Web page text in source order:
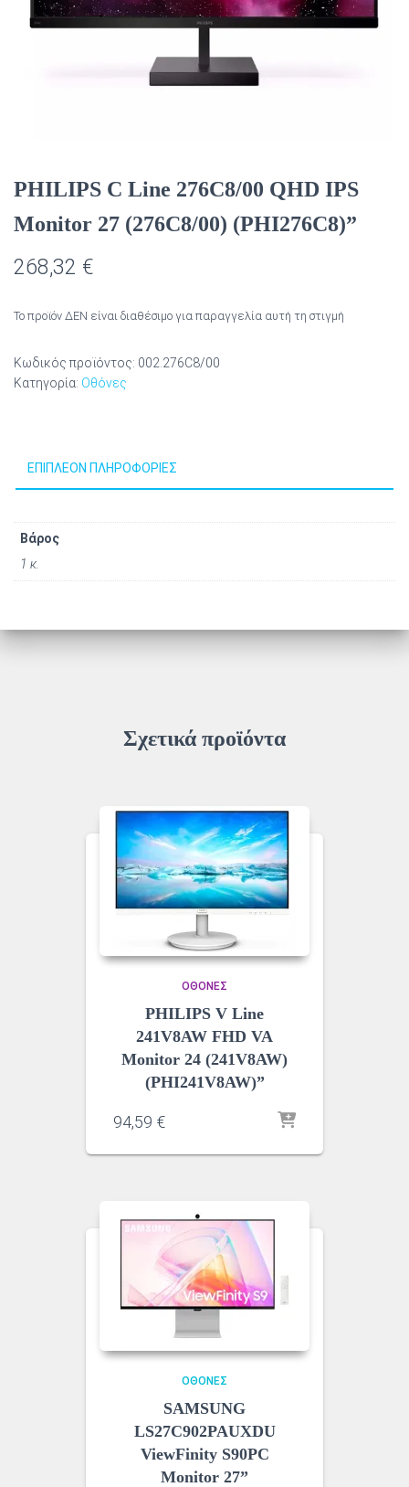
PHILIPS C Line 276C8/00 QHD IPS
Monitor 27 (276C8/00) (PHI276C8)”
268,32 €
Το προϊόν ΔΕΝ είναι διαθέσιμο για παραγγελία αυτή τη στιγμή
Κωδικός προϊόντος: 002.276C8/00
Κατηγορία: Οθόνες
ΕΠΙΠΛΈΟΝ ΠΛΗΡΟΦΟΡΊΕΣ
Βάρος
1 κ.
Σχετικά προϊόντα
ΟΘΌΝΕΣ
PHILIPS V Line
241V8AW FHD VA
Monitor 24 (241V8AW)
(PHI241V8AW)”
94,59 €
ΟΘΌΝΕΣ
SAMSUNG
LS27C902PAUXDU
ViewFinity S90PC
Monitor 27”